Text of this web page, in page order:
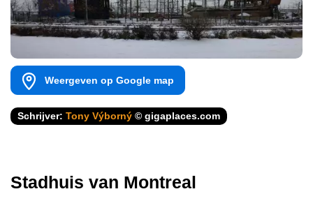
Weergeven op Google map
Schrijver: Tony Výborný © gigaplaces.com
Stadhuis van Montreal